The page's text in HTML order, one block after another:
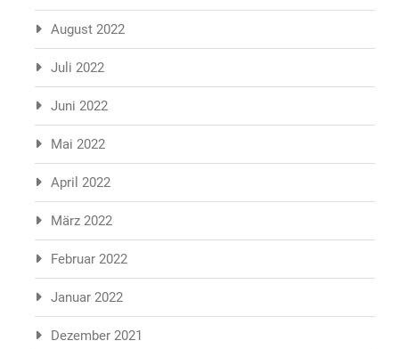
August 2022
Juli 2022
Juni 2022
Mai 2022
April 2022
März 2022
Februar 2022
Januar 2022
Dezember 2021